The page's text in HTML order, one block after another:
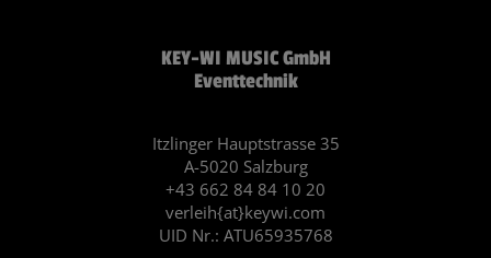
KEY-WI MUSIC GmbH
Eventtechnik
Itzlinger Hauptstrasse 35
A-5020 Salzburg
+43 662 84 84 10 20
verleih{at}keywi.com
UID Nr.: ATU65935768